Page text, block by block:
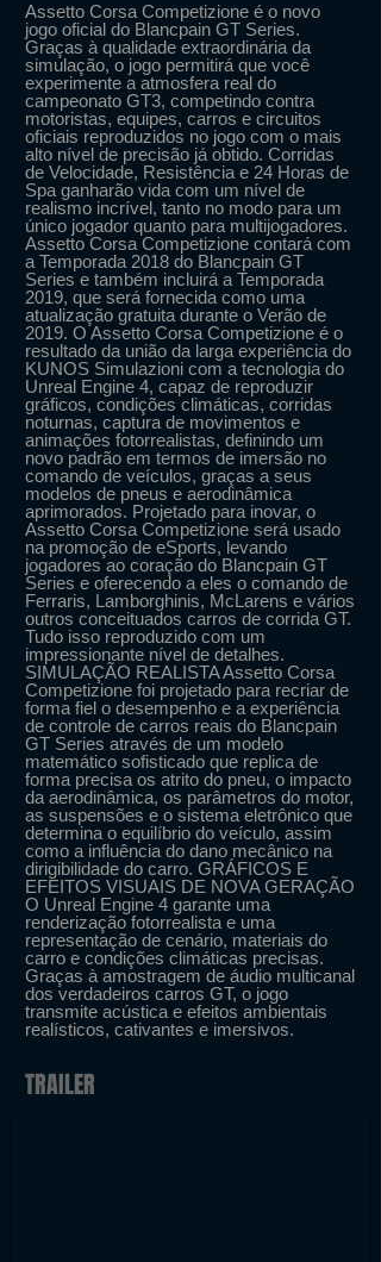
Assetto Corsa Competizione é o novo
jogo oficial do Blancpain GT Series.
Graças à qualidade extraordinária da
simulação, o jogo permitirá que você
experimente a atmosfera real do
campeonato GT3, competindo contra
motoristas, equipes, carros e circuitos
oficiais reproduzidos no jogo com o mais
alto nível de precisão já obtido. Corridas
de Velocidade, Resistência e 24 Horas de
Spa ganharão vida com um nível de
realismo incrível, tanto no modo para um
único jogador quanto para multijogadores.
Assetto Corsa Competizione contará com
a Temporada 2018 do Blancpain GT
Series e também incluirá a Temporada
2019, que será fornecida como uma
atualização gratuita durante o Verão de
2019. O Assetto Corsa Competizione é o
resultado da união da larga experiência do
KUNOS Simulazioni com a tecnologia do
Unreal Engine 4, capaz de reproduzir
gráficos, condições climáticas, corridas
noturnas, captura de movimentos e
animações fotorrealistas, definindo um
novo padrão em termos de imersão no
comando de veículos, graças a seus
modelos de pneus e aerodinâmica
aprimorados. Projetado para inovar, o
Assetto Corsa Competizione será usado
na promoção de eSports, levando
jogadores ao coração do Blancpain GT
Series e oferecendo a eles o comando de
Ferraris, Lamborghinis, McLarens e vários
outros conceituados carros de corrida GT.
Tudo isso reproduzido com um
impressionante nível de detalhes.
SIMULAÇÃO REALISTA Assetto Corsa
Competizione foi projetado para recriar de
forma fiel o desempenho e a experiência
de controle de carros reais do Blancpain
GT Series através de um modelo
matemático sofisticado que replica de
forma precisa os atrito do pneu, o impacto
da aerodinâmica, os parâmetros do motor,
as suspensões e o sistema eletrônico que
determina o equilíbrio do veículo, assim
como a influência do dano mecânico na
dirigibilidade do carro. GRÁFICOS E
EFEITOS VISUAIS DE NOVA GERAÇÃO
O Unreal Engine 4 garante uma
renderização fotorrealista e uma
representação de cenário, materiais do
carro e condições climáticas precisas.
Graças à amostragem de áudio multicanal
dos verdadeiros carros GT, o jogo
transmite acústica e efeitos ambientais
realísticos, cativantes e imersivos.
TRAILER